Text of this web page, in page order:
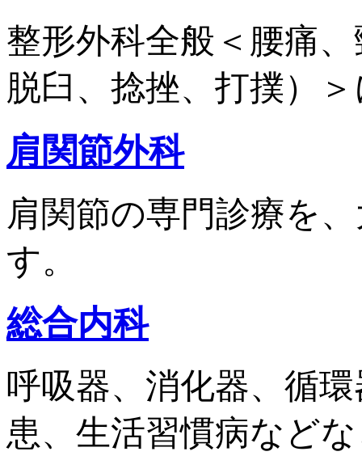
整形外科全般＜腰痛
脱臼、捻挫、打撲）
肩関節外科
肩関節の専門診療を
す。
総合内科
呼吸器、消化器、循
患、生活習慣病など